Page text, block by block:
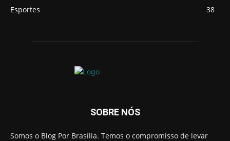
Esportes
38
SOBRE NÓS
Somos o Blog Por Brasília. Temos o compromisso de levar